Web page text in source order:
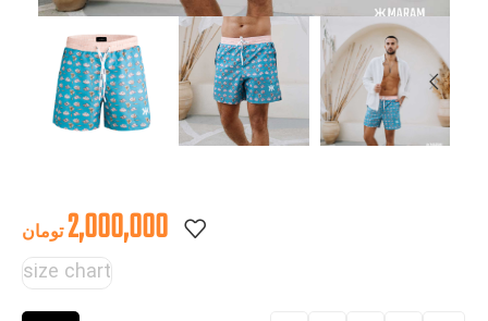
2,000,000 تومان
size chart